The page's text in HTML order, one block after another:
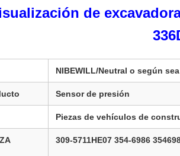
de
NIBEWILL/Neutral o según
Sensor de presión
Piezas de vehículos de
309-5711HE07 354-6986